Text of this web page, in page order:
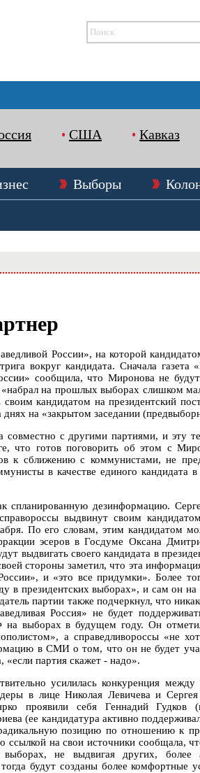
США Кавказ
Выборы
России», на которой
вокруг кандидата. Сначала газета
сообщила, что Миронова не
«набрал на прошлых выборах слишком
кандидатом на президентский
на «закрытом заседании
с другими партиями, и эту
что готов поговорить об этом с
к сближению с коммунистами, не
в качестве единого кандидата в
спланированную дезинформацию.
выдвинут своим
По его словам, этим кандидатом
эсеров в Госдуме Оксана
выдвигать своего кандидата в
стороны заметил, что эта
и «это все придумки». Более
в президентских выборах», и сам он на
партии также подчеркнул, что
Россия» не будет
на выборах в будущем году. Он
а справедливороссы «не
в СМИ о том, что он не будет
«если партия скажет - надо».
усилилась конкуренция
в лице Николая Левичева и
проявили себя Геннадий Гудков
(ее кандидатура активно
позицию по отношению к
ссылкой на свои источники сообщала,
не выдвигая других, более
будут созданы более комфортные